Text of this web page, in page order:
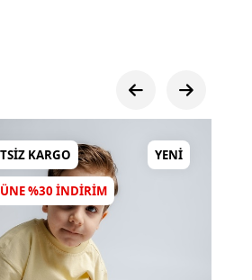
KARGO YENI
%30 INDIRIM